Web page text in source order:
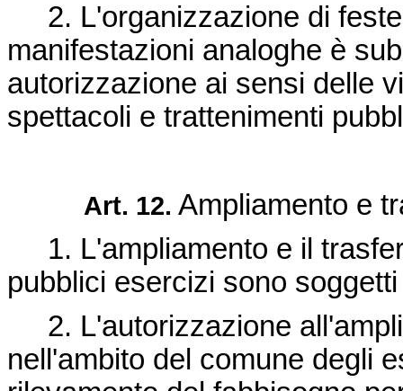
2. L'organizzazione di
manifestazioni analoghe è
autorizzazione ai sensi delle
spettacoli e trattenimenti
Art. 12. Ampliamento e
1. L'ampliamento e il
pubblici esercizi sono
2. L'autorizzazione
nell'ambito del comune degli